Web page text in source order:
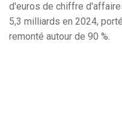
d'euros de chiffre
5,3 milliards en 2024,
remonté autour de 90 %.